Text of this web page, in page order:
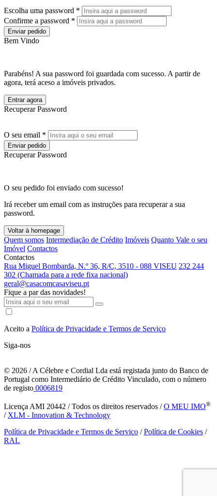
Escolha uma password *
Confirme a password *
Enviar pedido
Bem Vindo
Parabéns! A sua password foi guardada com sucesso. A partir de
agora, terá aceso a imóveis privados.
Entrar agora
Recuperar Password
O seu email *
Enviar pedido
Recuperar Password
O seu pedido foi enviado com sucesso!
Irá receber um email com as instruções para recuperar a sua
password.
Voltar à homepage
Quem somos Intermediação de Crédito Imóveis Quanto Vale o seu
Imóvel Contactos
Contactos
Rua Miguel Bombarda, N.º 36, R/C, 3510 - 088 VISEU 232 244
302 (Chamada para a rede fixa nacional)
geral@casacomcasaviseu.pt
Fique a par das novidades!
Aceito a Política de Privacidade e Termos de Serviço
Siga-nos
© 2026 / A Célebre e Cordial Lda está registada junto do Banco de
Portugal como Intermediário de Crédito Vinculado, com o número
de registo 0006819
Licença AMI 20442 / Todos os direitos reservados /O MEU IMO®
/ XLM - Innovation & Technology
Política de Privacidade e Termos de Serviço /Política de Cookies /
RAL